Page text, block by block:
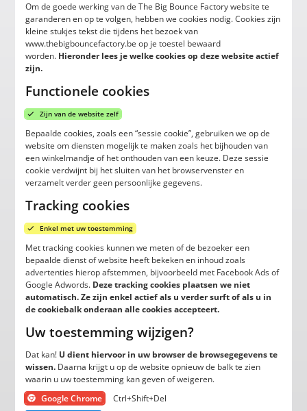
Om de goede werking van de The Big Bounce Factory website te
garanderen en op te volgen, hebben we cookies nodig. Cookies zijn
kleine stukjes tekst die tijdens het bezoek van
www.thebigbouncefactory.be op je toestel bewaard
worden. Hieronder lees je welke cookies op deze website actief
zijn.
Functionele cookies
Zijn van de website zelf
Bepaalde cookies, zoals een “sessie cookie”, gebruiken we op de
website om diensten mogelijk te maken zoals het bijhouden van
een winkelmandje of het onthouden van een keuze. Deze sessie
cookie verdwijnt bij het sluiten van het browservenster en
verzamelt verder geen persoonlijke gegevens.
Tracking cookies
Enkel met uw toestemming
Met tracking cookies kunnen we meten of de bezoeker een
bepaalde dienst of website heeft bekeken en inhoud zoals
advertenties hierop afstemmen, bijvoorbeeld met Facebook Ads of
Google Adwords. Deze tracking cookies plaatsen we niet
automatisch. Ze zijn enkel actief als u verder surft of als u in
de cookiebalk onderaan alle cookies accepteert.
Uw toestemming wijzigen?
Dat kan! U dient hiervoor in uw browser de browsegegevens te
wissen. Daarna krijgt u op de website opnieuw de balk te zien
waarin u uw toestemming kan geven of weigeren.
Google Chrome
Ctrl+Shift+Del